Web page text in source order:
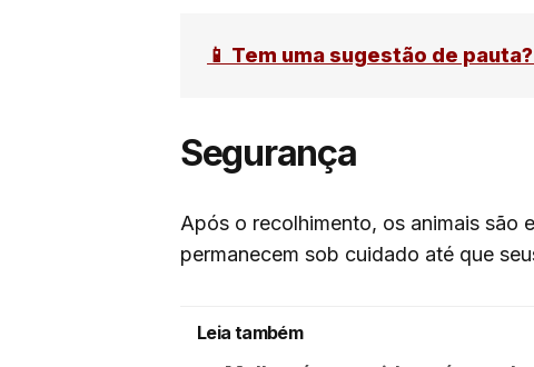
📱 Tem uma sugestão de
Segurança
Após o recolhimento, os animais são
permanecem sob cuidado até que
Leia também